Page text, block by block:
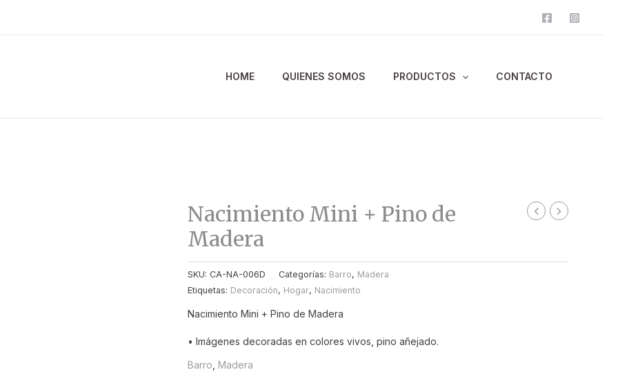
HOME QUIENES SOMOS PRODUCTOS CONTACTO
Nacimiento Mini + Pino de
Madera
SKU: CA-NA-006D Categorías: Barro, Madera
Etiquetas: Decoración, Hogar, Nacimiento
Nacimiento Mini + Pino de Madera
• Imágenes decoradas en colores vivos, pino añejado.
Barro Madera